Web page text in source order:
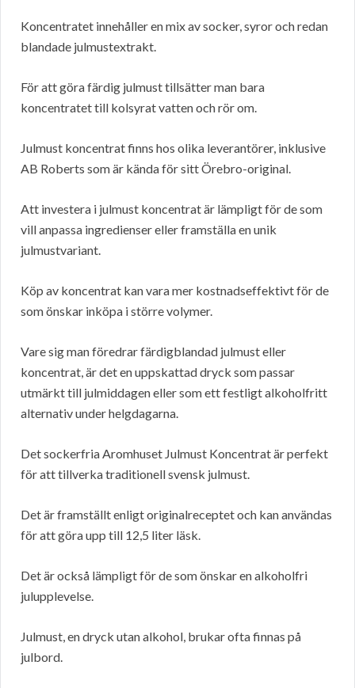
Koncentratet innehåller en mix av socker, syror och redan
blandade julmustextrakt.
För att göra färdig julmust tillsätter man bara
koncentratet till kolsyrat vatten och rör om.
Julmust koncentrat finns hos olika leverantörer, inklusive
AB Roberts som är kända för sitt Örebro-original.
Att investera i julmust koncentrat är lämpligt för de som
vill anpassa ingredienser eller framställa en unik
julmustvariant.
Köp av koncentrat kan vara mer kostnadseffektivt för de
som önskar inköpa i större volymer.
Vare sig man föredrar färdigblandad julmust eller
koncentrat, är det en uppskattad dryck som passar
utmärkt till julmiddagen eller som ett festligt alkoholfritt
alternativ under helgdagarna.
Det sockerfria Aromhuset Julmust Koncentrat är perfekt
för att tillverka traditionell svensk julmust.
Det är framställt enligt originalreceptet och kan användas
för att göra upp till 12,5 liter läsk.
Det är också lämpligt för de som önskar en alkoholfri
julupplevelse.
Julmust, en dryck utan alkohol, brukar ofta finnas på
julbord.